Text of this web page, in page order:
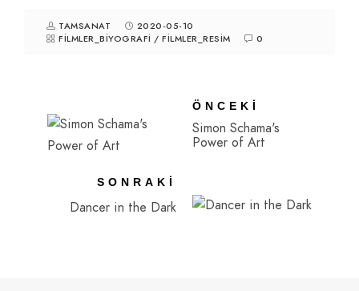
TAMSANAT
2020-05-10
FILMLER_BIYOGRAFI / FILMLER_RESIM 0
ÖNCEKI
Simon Schama's
Power of Art
SONRAKI
Dancer in the Dark